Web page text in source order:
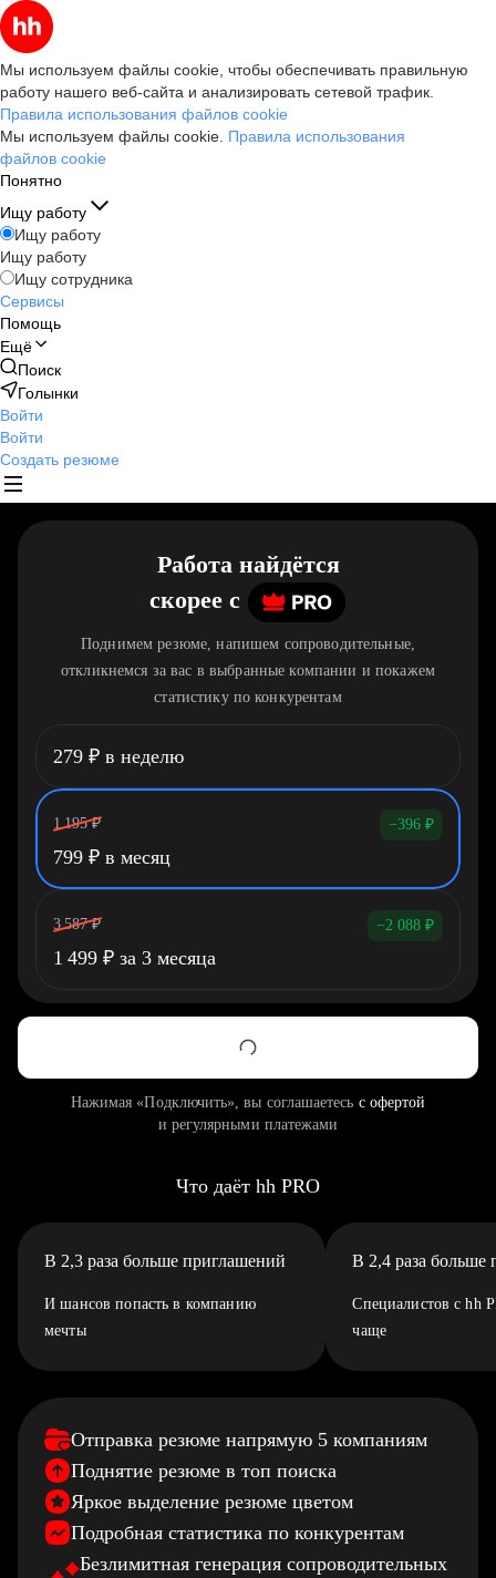
Мы используем файлы cookie, чтобы обеспечивать правильную
работу нашего веб-сайта и анализировать сетевой трафик.
Правила использования файлов cookie
Мы используем файлы cookie. Правила использования
файлов cookie
Понятно
Ищу работу
Ищу работу
Ищу работу
Ищу сотрудника
Сервисы
Помощь
Ещё
Поиск
Голынки
Войти
Войти
Создать резюме
Работа найдётся
скорее c
Поднимем резюме, напишем сопроводительные,
откликнемся за вас в выбранные компании и покажем
статистику по конкурентам
279 ₽ в неделю
1 195 ₽ −396 ₽
799 ₽ в месяц
3 587 ₽ −2 088 ₽
1 499 ₽ за 3 месяца
Нажимая «Подключить», вы соглашаетесь с офертой
и регулярными платежами
Что даёт hh PRO
В 2,3 раза больше приглашений
И шансов попасть в компанию
мечты
В 2,4 раза больше
Специалистов с hh
чаще
Отправка резюме напрямую 5 компаниям
Поднятие резюме в топ поиска
Яркое выделение резюме цветом
Подробная статистика по конкурентам
Безлимитная генерация сопроводительных